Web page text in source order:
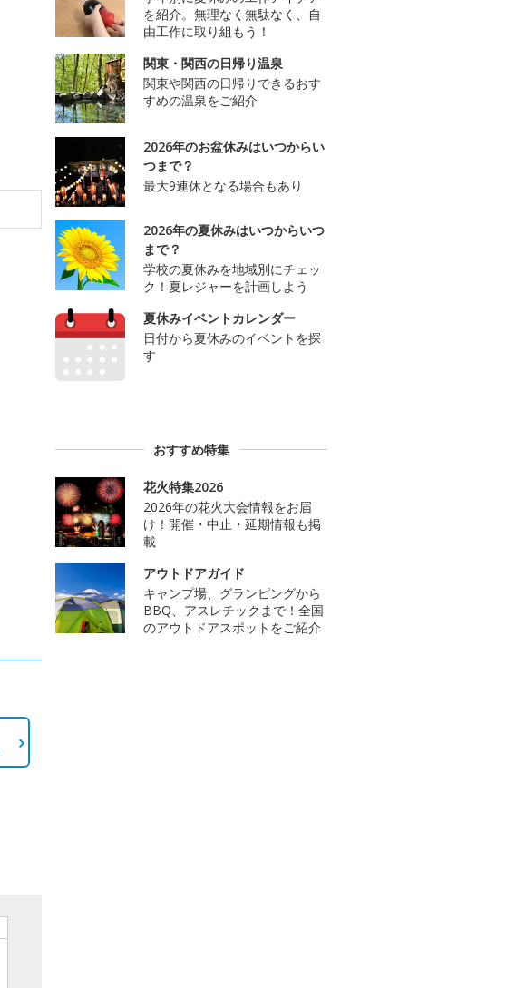
を紹介。無理なく無駄なく、自
由工作に取り組もう！
関東・関西の日帰り温泉
関東や関西の日帰りできるおす
すめの温泉をご紹介
2026年のお盆休みはいつからい
つまで？
最大9連休となる場合もあり
2026年の夏休みはいつからいつ
まで？
学校の夏休みを地域別にチェッ
ク！夏レジャーを計画しよう
夏休みイベントカレンダー
日付から夏休みのイベントを探
す
おすすめ特集
花火特集2026
2026年の花火大会情報をお届
け！開催・中止・延期情報も掲
載
アウトドアガイド
キャンプ場、グランピングから
BBQ、アスレチックまで！全国
のアウトドアスポットをご紹介